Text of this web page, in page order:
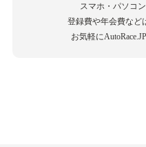
スマホ・パソコ
登録費や年会費など
お気軽に